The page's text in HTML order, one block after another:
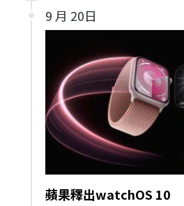
9 月 20日
蘋果釋出watchOS 10